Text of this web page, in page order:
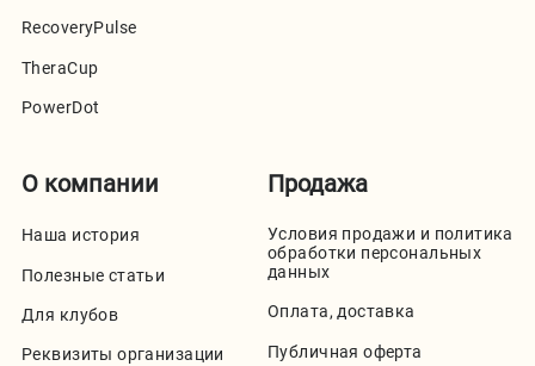
RecoveryPulse
TheraCup
PowerDot
О компании
Наша история
Полезные статьи
Для клубов
Реквизиты организации
Продажа
Условия продажи и политика
обработки персональных
данных
Оплата, доставка
Публичная оферта